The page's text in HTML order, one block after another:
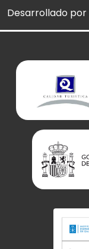
Desarrollado por